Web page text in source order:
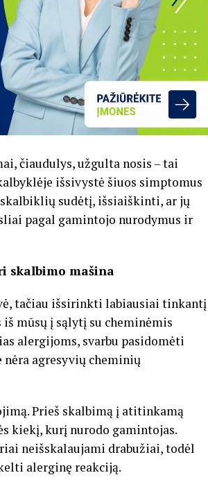
čiaudulys, užgulta nosis – tai
išsivystė šiuos simptomus
sudėtį, išsiaiškinti, ar jų
pagal gamintojo nurodymus ir
skalbimo mašina
tačiau išsirinkti labiausiai tinkantį
mūsų į sąlytį su cheminėmis
alergijoms, svarbu pasidomėti
agresyvių cheminių
Prieš skalbimą į atitinkamą
kiekį, kurį nurodo gamintojas.
neišskalaujami drabužiai, todėl
alerginę reakciją.